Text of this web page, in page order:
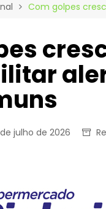
Com golpes
julho de 2026